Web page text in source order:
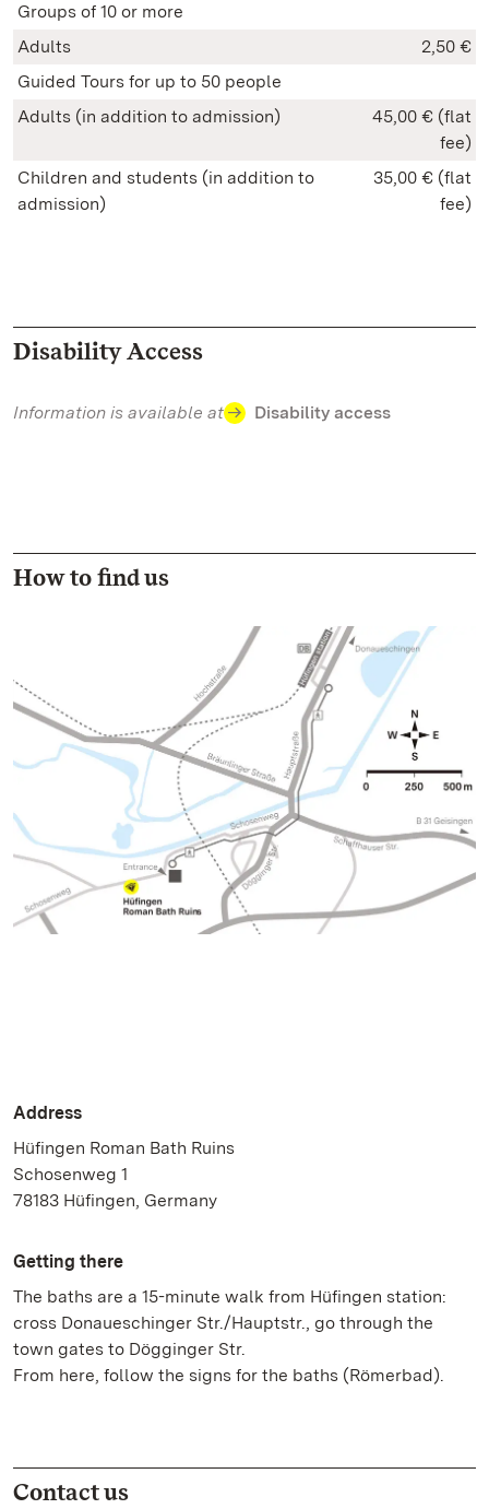
Groups of 10 or more
Adults
2,50 €
Guided Tours for up to 50 people
Adults (in addition to admission)
45,00 € (flat
fee)
Children and students (in addition to
admission)
35,00 € (flat
fee)
Disability Access
Information is available at Disability access
How to find us
Address
Hüfingen Roman Bath Ruins
Schosenweg 1
78183 Hüfingen, Germany
Getting there
The baths are a 15-minute walk from Hüfingen station:
cross Donaueschinger Str./Hauptstr., go through the
town gates to Dögginger Str.
From here, follow the signs for the baths (Römerbad).
Contact us